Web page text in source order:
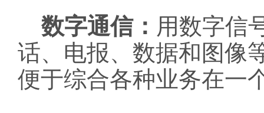
数字通信： 用数字信
话、电报、数据和图像
便于综合各种业务在一